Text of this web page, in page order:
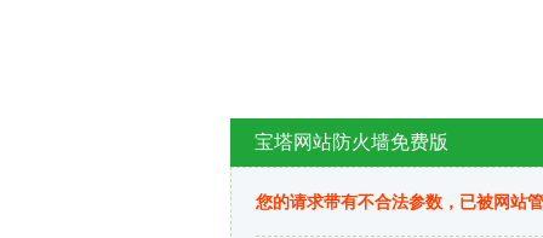
宝塔网站防火墙免费版
您的请求带有不合法参数，已被网站